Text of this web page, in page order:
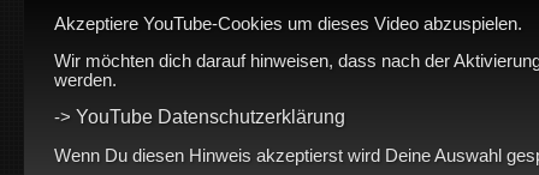
Akzeptiere YouTube-Cookies um dieses Video abzuspielen.
Wir möchten dich darauf hinweisen, dass nach der
werden.
-> YouTube Datenschutzerklärung
Wenn Du diesen Hinweis akzeptierst wird Deine Auswahl